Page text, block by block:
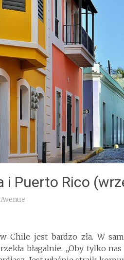
i Puerto Rico
Chile jest bardzo zła. W
błagalnie: „Oby tylko